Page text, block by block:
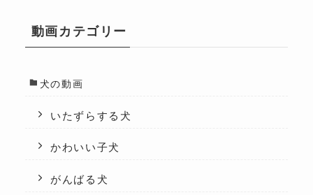
動画カテゴリー
犬の動画
いたずらする犬
かわいい子犬
がんばる犬